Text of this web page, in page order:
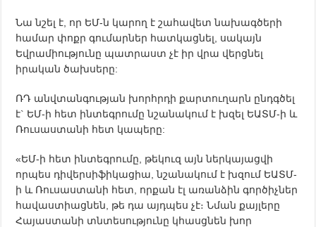
Նա նշել է, որ ԵՄ-ն կարող է շահավետ նախագծերի
համար փոքր գումարներ հատկացնել, սակայն
Եվրամիությունը պատրաստ չէ իր վրա վերցնել
իրական ծախսերը:
ՌԴ անվտանգության խորհրդի քարտուղարն ընդգծել
է` ԵՄ-ի հետ ինտեգրումը նշանակում է խզել ԵԱՏՄ-ի և
Ռուսաստանի հետ կապերը:
«ԵՄ-ի հետ ինտեգրումը, թեկուզ այն ներկայացվի
որպես դիվերսիֆիկացիա, նշանակում է խզում ԵԱՏՄ-
ի և Ռուսաստանի հետ, որքան էլ առանձին գործիչներ
հավաստիացնեն, թե դա այդպես չէ։ Նման քայլերը
Հայաստանի տնտեսությունը կհասցնեն խոր